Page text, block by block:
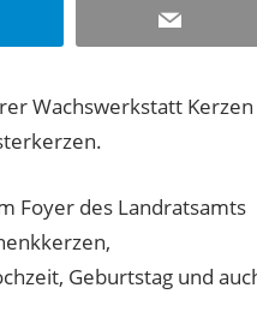
Email
Wachswerkstatt Kerzen
Foyer des Landratsamts
Geburtstag und